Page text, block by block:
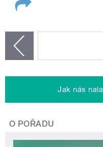
Jak nás
O POŘADU